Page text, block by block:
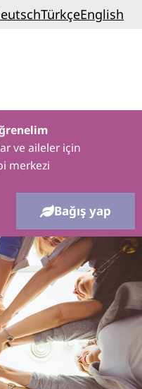
TürkçeEnglish
ve aileler için
merkezi
Bağış yap